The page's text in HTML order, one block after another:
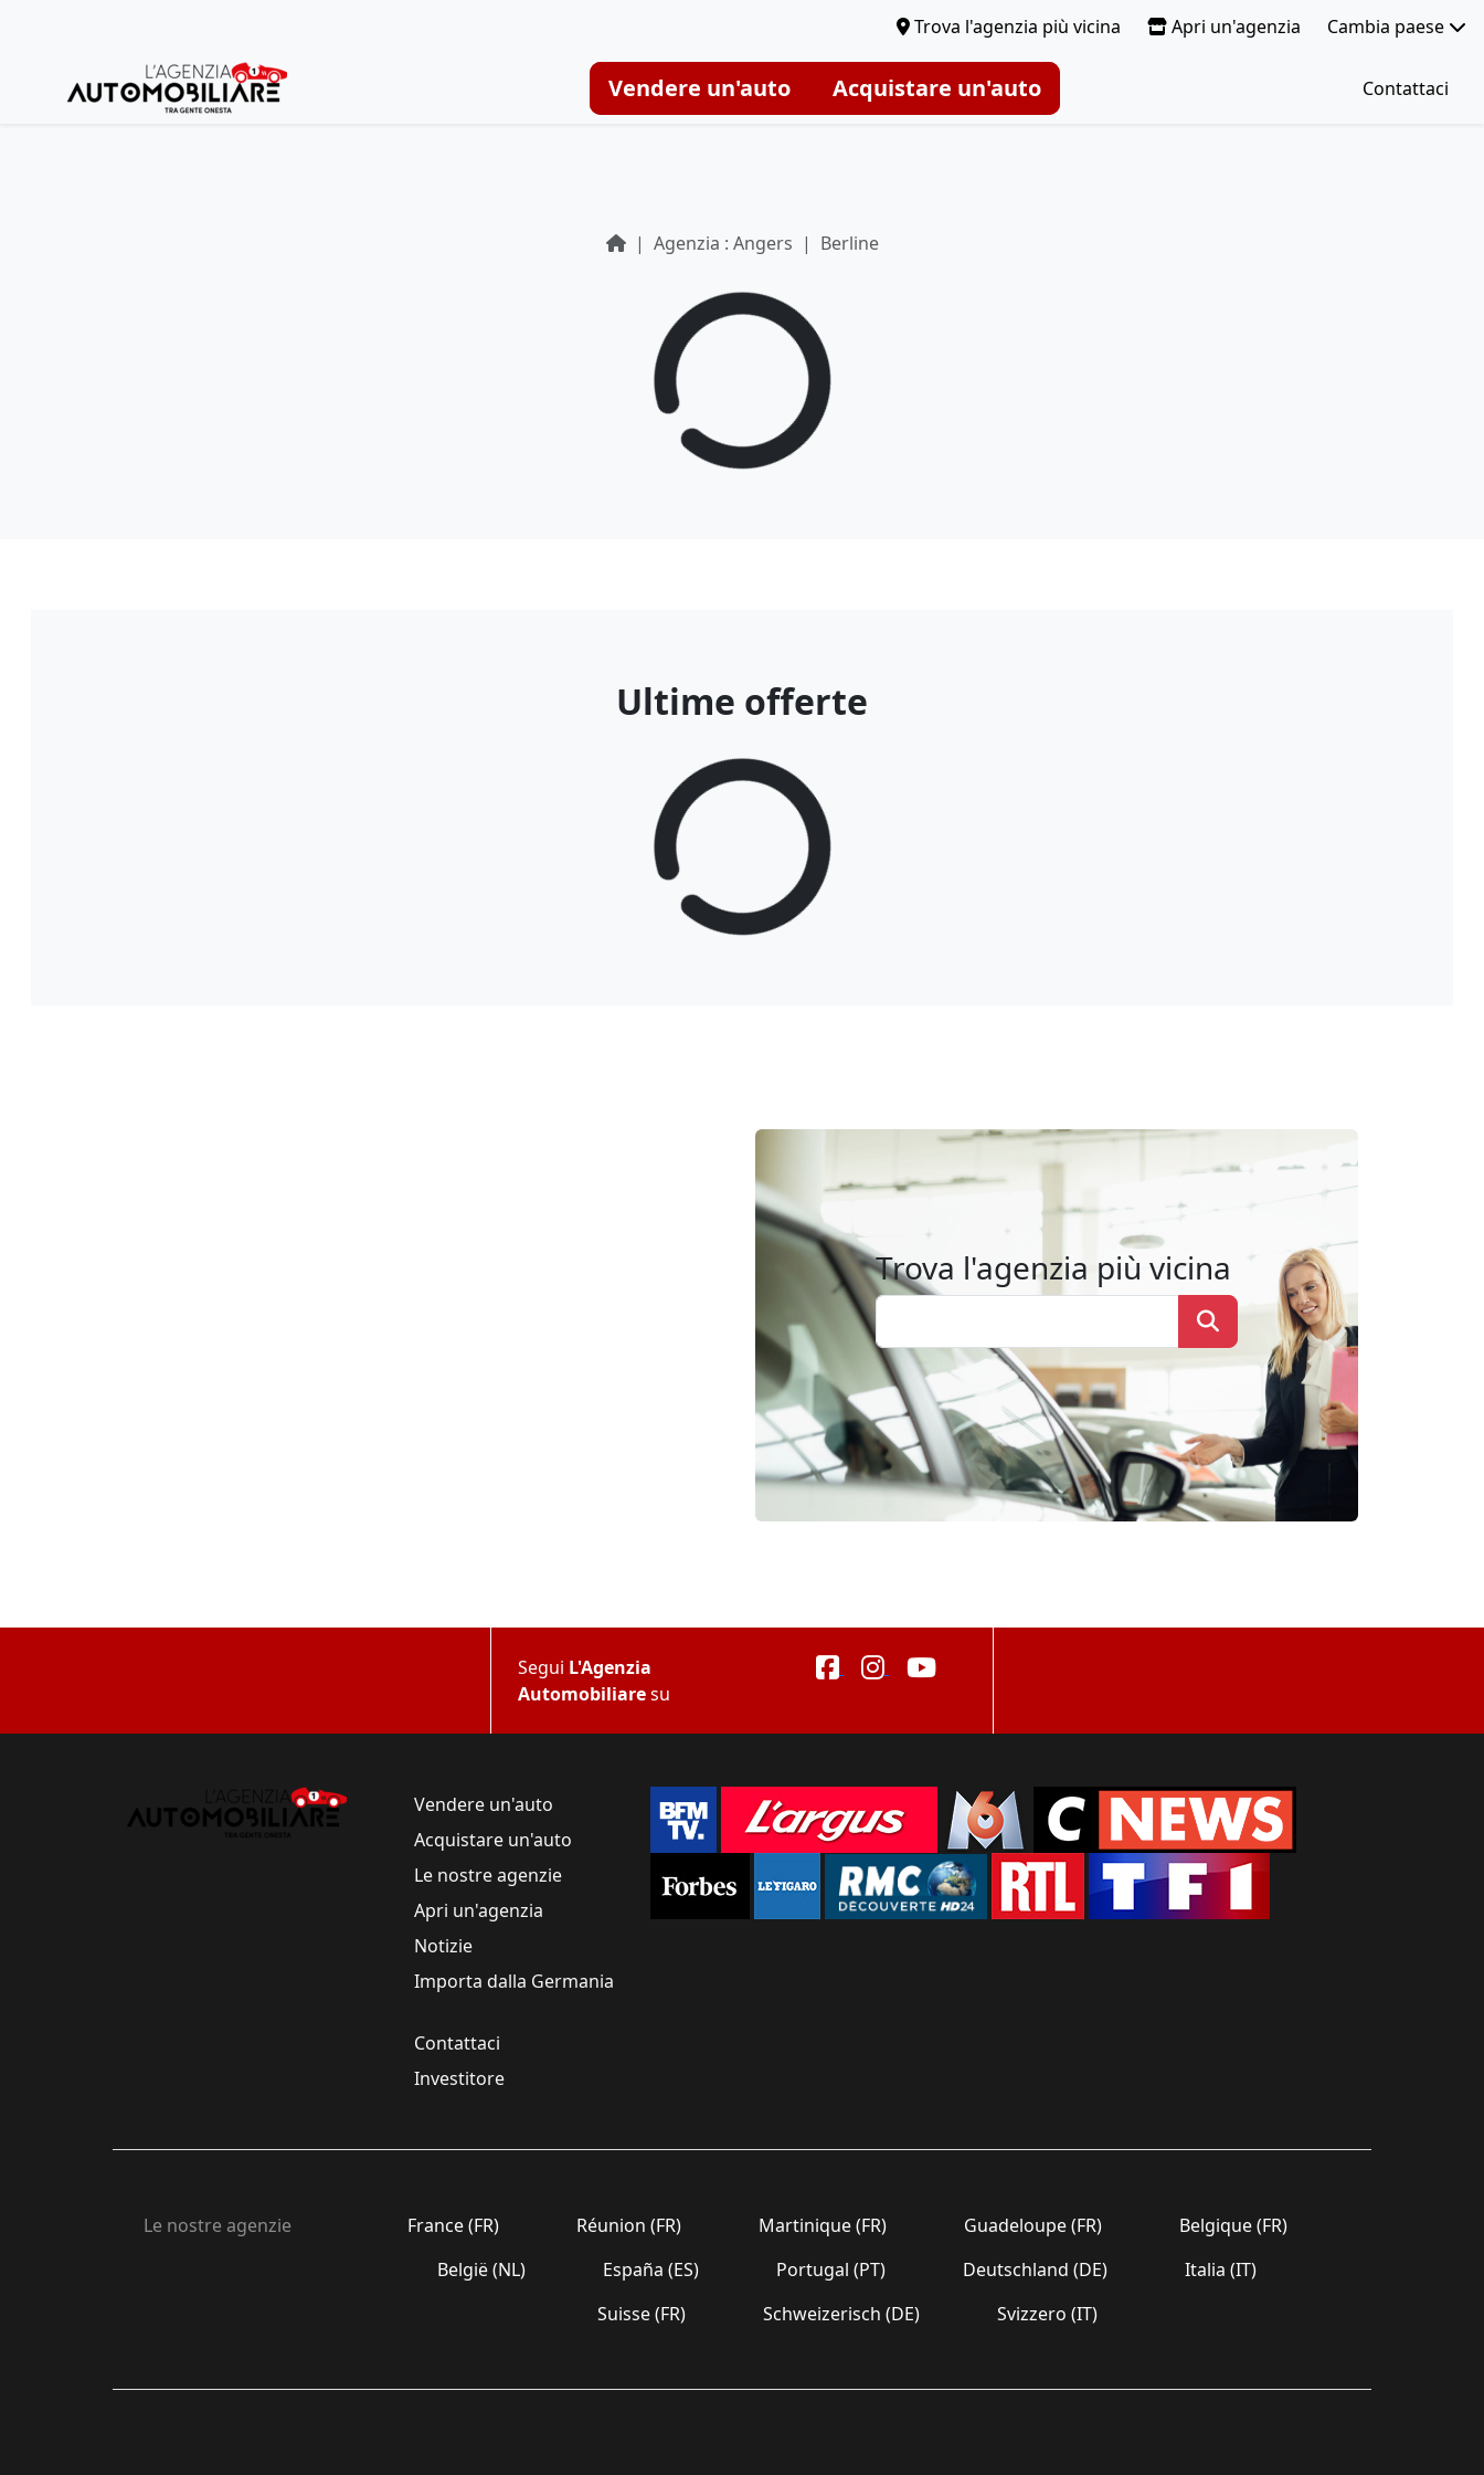
Trova l'agenzia più vicina Apri un'agenzia Cambia paese
Vendere un'auto Acquistare un'auto Contattaci
Agenzia : Angers Berline
Ultime offerte
Trova l'agenzia più vicina
Segui L'Agenzia
Automobiliaresu
Vendere un'auto
Acquistare un'auto
Le nostre agenzie
Apri un'agenzia
Notizie
Importa dalla Germania
Contattaci
Investitore
Le nostre agenzie France (FR) Réunion (FR) Martinique (FR) Guadeloupe (FR)
Belgique (FR)
België (NL)
España (ES) Portugal (PT) Deutschland (DE)
Italia (IT)
Suisse (FR)
Schweizerisch (DE) Svizzero (IT)